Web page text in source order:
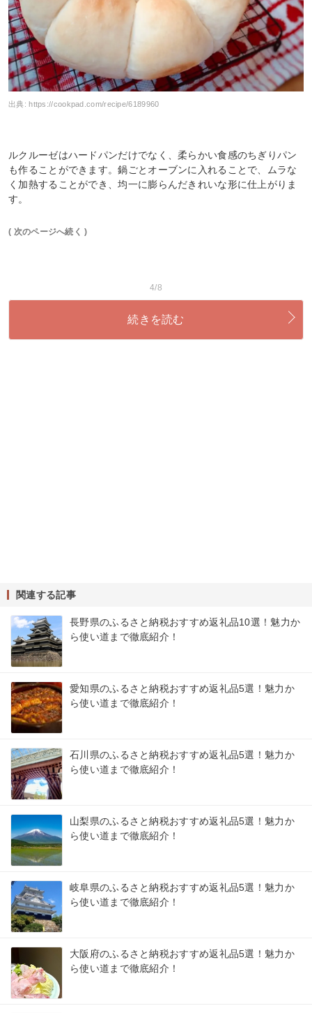
出典:https://cookpad.com/recipe/6189960
ルクルーゼはハードパンだけでなく、柔らかい食感のちぎりパン
も作ることができます。鍋ごとオーブンに入れることで、ムラな
く加熱することができ、均一に膨らんだきれいな形に仕上がりま
す。
( 次のページへ続く )
4/8
続きを読む
関連する記事
長野県のふるさと納税おすすめ返礼品10選！魅力か
ら使い道まで徹底紹介！
愛知県のふるさと納税おすすめ返礼品5選！魅力か
ら使い道まで徹底紹介！
石川県のふるさと納税おすすめ返礼品5選！魅力か
ら使い道まで徹底紹介！
山梨県のふるさと納税おすすめ返礼品5選！魅力か
ら使い道まで徹底紹介！
岐阜県のふるさと納税おすすめ返礼品5選！魅力か
ら使い道まで徹底紹介！
大阪府のふるさと納税おすすめ返礼品5選！魅力か
ら使い道まで徹底紹介！